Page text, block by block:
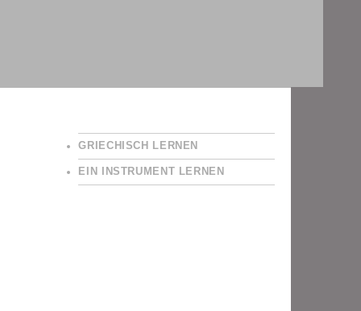
GRIECHISCH LERNEN
EIN INSTRUMENT LERNEN